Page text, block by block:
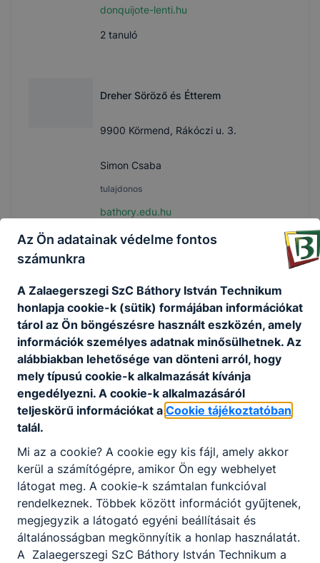
donquijote-lenti.hu
2tanuló
Dreher Söröző és Étterem
9900 Körmend, Rákóczi u. 3.
Simon Csaba
tulajdonos
bathory.edu.hu
1tanuló
Édenkert Süti és Fagyipont
8900 Zalaegerszeg, Köztársaság útja
63-67.
Simon Károly
tulajdonos
7 tanuló
Ensana Thermal Hévíz
8380 Hévíz, Kossuth Lajos u. 9.
Az Ön adatainak védelme fontos
számunkra
A Zalaegerszegi SzC Báthory István Technikum
honlapja cookie-k (sütik) formájában információkat
tárol az Ön böngészésre használt eszközén, amely
információk személyes adatnak minősülhetnek. Az
alábbiakban lehetősége van dönteni arról, hogy
mely típusú cookie-k alkalmazását kívánja
engedélyezni. A cookie-k alkalmazásáról
teljeskörű információkat a Cookie tájékoztatóban
talál.
Mi az a cookie? A cookie egy kis fájl, amely akkor
kerül a számítógépre, amikor Ön egy webhelyet
látogat meg. A cookie-k számtalan funkcióval
rendelkeznek. Többek között információt gyűjtenek,
megjegyzik a látogató egyéni beállításait és
általánosságban megkönnyítik a honlap használatát.
A Zalaegerszegi SzC Báthory István Technikum a